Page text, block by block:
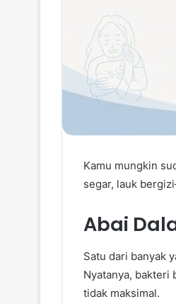
Kamu mungkin
segar, lauk
Abai
Satu dari banyak
Nyatanya, bakteri
tidak maksimal.